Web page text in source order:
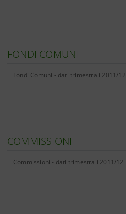
FONDI COMUNI
Fondi Comuni - dati trimestrali 2011/12
COMMISSIONI
Commissioni - dati trimestrali 2011/12